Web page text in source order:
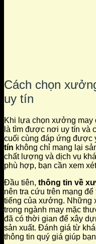
Cách chọn
uy tín
Khi lựa chọn xưởng may
là tìm được nơi uy tín và
cuối cùng đáp ứng được
tín không chỉ mang lại
chất lượng và dịch vụ
phù hợp, bạn cần xem
Đầu tiên, thông tin về
nên tra cứu trên mạng
tiếng của xưởng. Những
trong ngành may mặc
đã có thời gian để xây
sản xuất. Đánh giá từ
thông tin quý giá giúp